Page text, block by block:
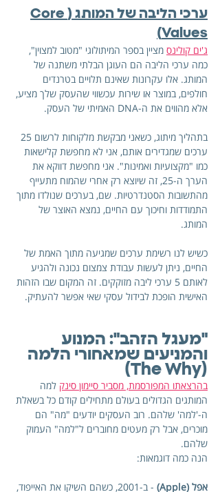
ערכי הליבה של המותג (Core
Values)
ג'ים קולינס מציין בספר המיתולוגי "מטוב למצוין",
כמה ערכי הליבה הם העוגן הבלתי משתנה של
המותג. אלו עקרונות שאינם תלויים בטרנדים
חולפים, במוצר או שירות עכשווי שהעסק שלך מציע,
אלא מהווים את ה-DNA האמיתי של העסק.
ערכים שמגדירים אותם, אני לא מחפשת קלישאות
כמו "מקצועיות ואמינות". אני מחפשת דווקא את
הערך ה-25, זה שיוצא רק אחרי שהמוח מתעייף
מהתשובות הסטנדרטיות. שם, בערכים שנולדו מתוך
התמודדות וחיכוך עם החיים, נמצא האוצר של
המותג.
כשיש לנו רשימת ערכים שמגיעה מתוך האמת של
החיים, ניתן לעשות עבודת צמצום נכונה ולהגיע
לאותם 5 ערכי ליבה מזוקקים. זה המקום שבו הזהות
האישית הופכת לבידול עסקי שאי אפשר להעתיק.
"מעגל הזהב": המנוע
והמניעים שמאחורי הלמה
(The Why)
בהרצאתו המפורסמת, מסביר סיימון סינק למה
המותגים הגדולים בעולם מתחילים קודם כל בשאלת
ה-'למה' שלהם. רוב העסקים יודעים "מה" הם
מוכרים, אבל רק מעטים מחוברים ל"למה" העמוק
שלהם.
הנה כמה דוגמאות:
אפל (Apple) - ב-2001, כשהם השיקו את האייפוד,